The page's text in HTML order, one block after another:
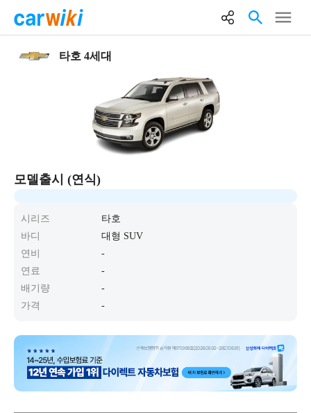
타호 4세대
모델출시 (연식)
시리즈
타호
바디
대형 SUV
연비
-
연료
-
배기량
-
가격
-